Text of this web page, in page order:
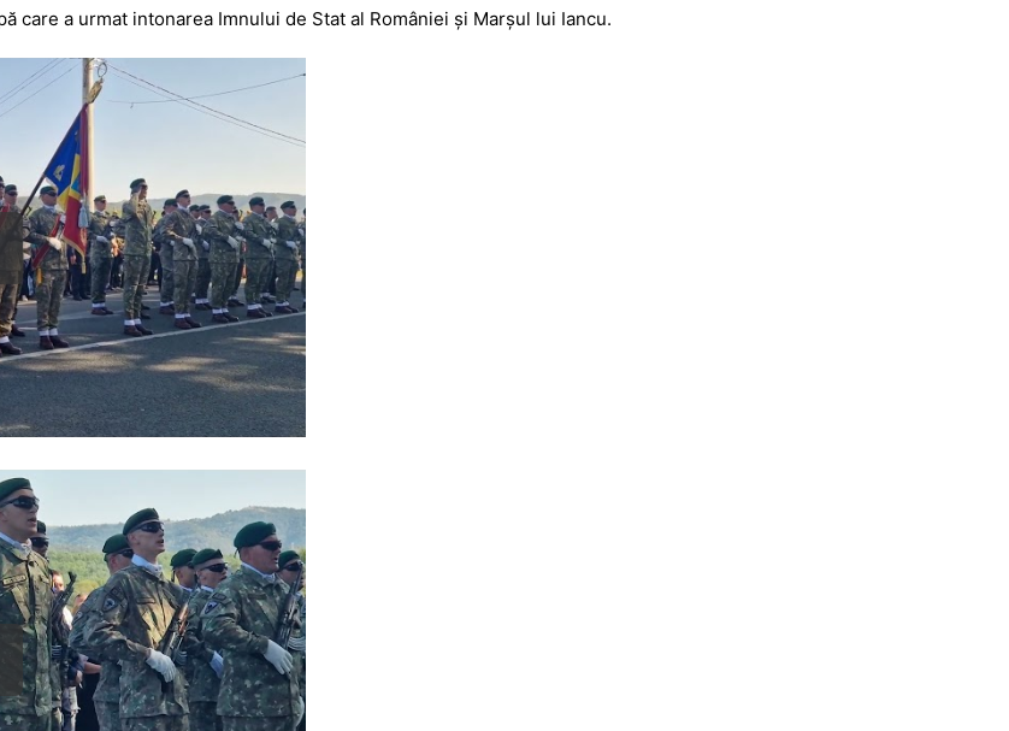
care a urmat intonarea Imnului de Stat al României și Marșul lui Iancu.